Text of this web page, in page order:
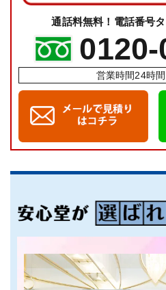
通話料無料！電話番号
営業時間24時